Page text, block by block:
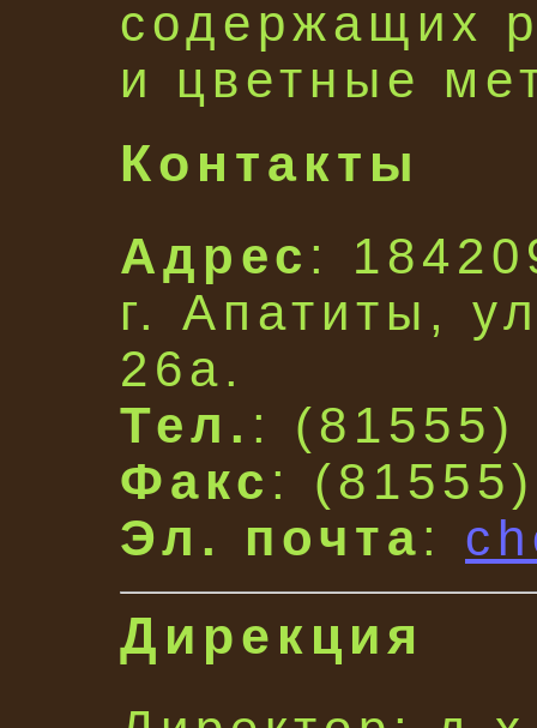
содержащих
и цветные
Контакты
Адрес :
г. Апатиты,
26а.
Тел. : (81555)
Факс :
Эл. почта:
Дирекция